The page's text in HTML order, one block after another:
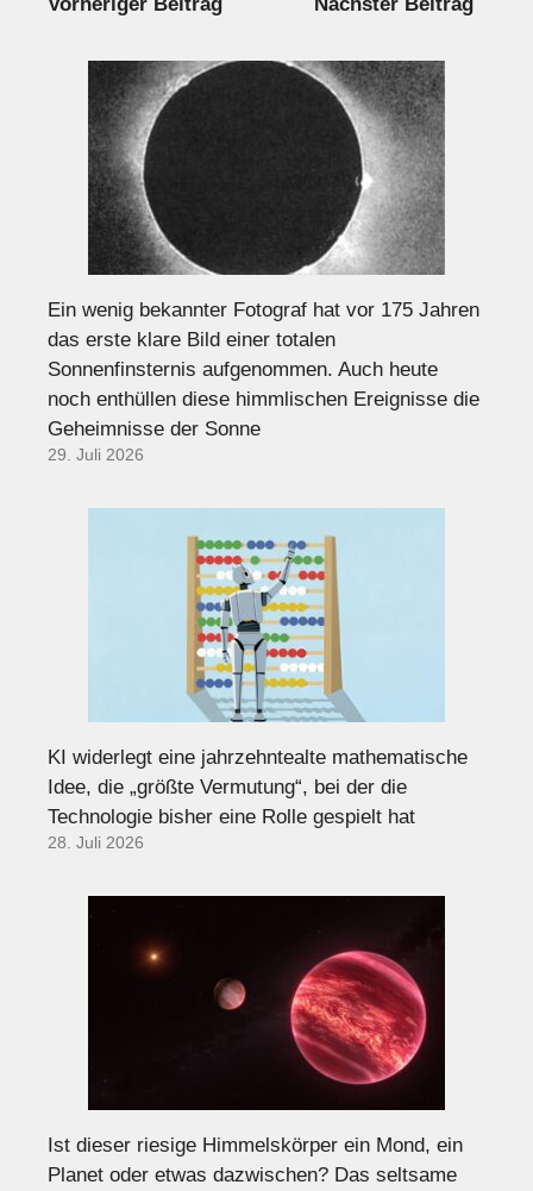
Ein wenig bekannter Fotograf hat vor 175 Jahren
das erste klare Bild einer totalen
Sonnenfinsternis aufgenommen. Auch heute
noch enthüllen diese himmlischen Ereignisse die
Geheimnisse der Sonne
29. Juli 2026
KI widerlegt eine jahrzehntealte mathematische
Idee, die „größte Vermutung“, bei der die
Technologie bisher eine Rolle gespielt hat
28. Juli 2026
Ist dieser riesige Himmelskörper ein Mond, ein
Planet oder etwas dazwischen? Das seltsame